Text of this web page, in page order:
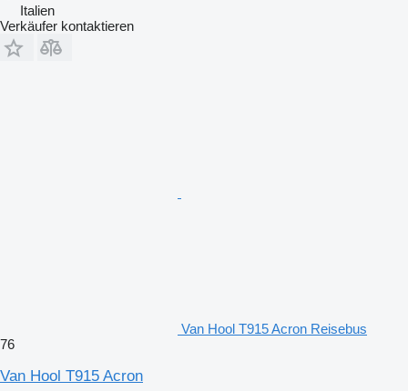
Italien
Verkäufer kontaktieren
Van Hool T915 Acron Reisebus
76
Van Hool T915 Acron